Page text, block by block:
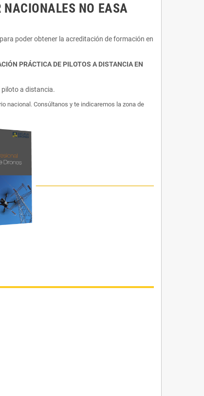
NACIONALES NO EASA
poder obtener la acreditación de formación en
PRÁCTICA DE PILOTOS A DISTANCIA EN
piloto a distancia.
nacional. Consúltanos y te indicaremos la zona de